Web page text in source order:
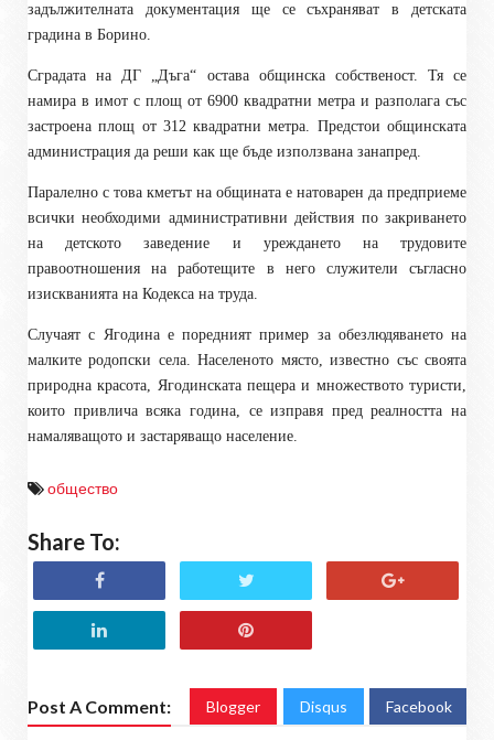
задължителната документация ще се съхраняват в детската
градина в Борино.
Сградата на ДГ „Дъга“ остава общинска собственост. Тя се
намира в имот с площ от 6900 квадратни метра и разполага със
застроена площ от 312 квадратни метра. Предстои общинската
администрация да реши как ще бъде използвана занапред.
Паралелно с това кметът на общината е натоварен да предприеме
всички необходими административни действия по закриването
на детското заведение и уреждането на трудовите
правоотношения на работещите в него служители съгласно
изискванията на Кодекса на труда.
Случаят с Ягодина е поредният пример за обезлюдяването на
малките родопски села. Населеното място, известно със своята
природна красота, Ягодинската пещера и множеството туристи,
които привлича всяка година, се изправя пред реалността на
намаляващото и застаряващо население.
общество
Share To:
Post A Comment: Blogger Disqus Facebook